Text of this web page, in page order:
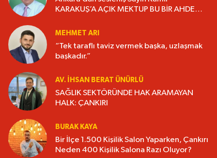
KARAKUŞ’A AÇIK MEKTUP BU BİR AHDE
GETİRELİM”.
MEHMET ARI
“Tek taraflı taviz vermek başka, uzlaşmak
başkadır.”
AV. İHSAN BERAT ÜNÜRLÜ
SAĞLIK SEKTÖRÜNDE HAK ARAMAYAN
HALK: ÇANKIRI
BURAK KAYA
Bir İlçe 1.500 Kişilik Salon Yaparken, Çankırı
Neden 400 Kişilik Salona Razı Oluyor?